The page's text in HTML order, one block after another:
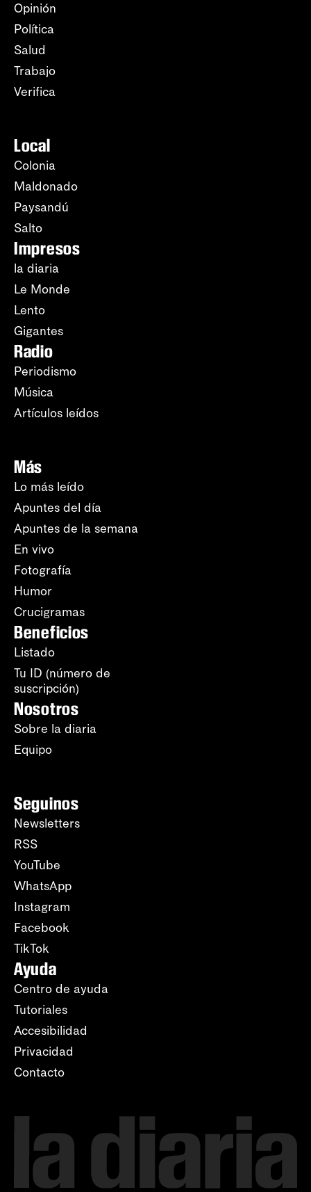
Opinión
Política
Salud
Trabajo
Verifica
Local
Colonia
Maldonado
Paysandú
Salto
Impresos
la diaria
Le Monde
Lento
Gigantes
Radio
Periodismo
Música
Artículos leídos
Más
Lo más leído
Apuntes del día
Apuntes de la semana
En vivo
Fotografía
Humor
Crucigramas
Beneficios
Listado
Tu ID (número de
suscripción)
Nosotros
Sobre la diaria
Equipo
Seguinos
Newsletters
RSS
YouTube
WhatsApp
Instagram
Facebook
TikTok
Ayuda
Centro de ayuda
Tutoriales
Accesibilidad
Privacidad
Contacto